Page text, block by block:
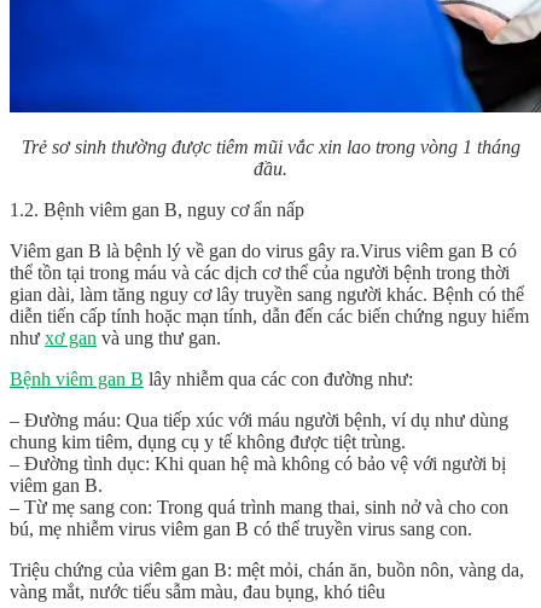
Trẻ sơ sinh thường được tiêm mũi vắc xin lao trong vòng 1 tháng
đầu.
1.2. Bệnh viêm gan B, nguy cơ ẩn nấp
Viêm gan B là bệnh lý về gan do virus gây ra.Virus viêm gan B có
thể tồn tại trong máu và các dịch cơ thể của người bệnh trong thời
gian dài, làm tăng nguy cơ lây truyền sang người khác. Bệnh có thể
diễn tiến cấp tính hoặc mạn tính, dẫn đến các biến chứng nguy hiểm
như xơ gan và ung thư gan.
Bệnh viêm gan B lây nhiễm qua các con đường như:
– Đường máu: Qua tiếp xúc với máu người bệnh, ví dụ như dùng
chung kim tiêm, dụng cụ y tế không được tiệt trùng.
– Đường tình dục: Khi quan hệ mà không có bảo vệ với người bị
viêm gan B.
– Từ mẹ sang con: Trong quá trình mang thai, sinh nở và cho con
bú, mẹ nhiễm virus viêm gan B có thể truyền virus sang con.
Triệu chứng của viêm gan B: mệt mỏi, chán ăn, buồn nôn, vàng da,
vàng mắt, nước tiểu sẫm màu, đau bụng, khó tiêu